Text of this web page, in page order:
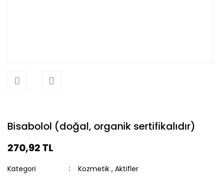
Bisabolol (doğal, organik sertifikalıdır)
270,92 TL
Kategori Kozmetik ,Aktifler